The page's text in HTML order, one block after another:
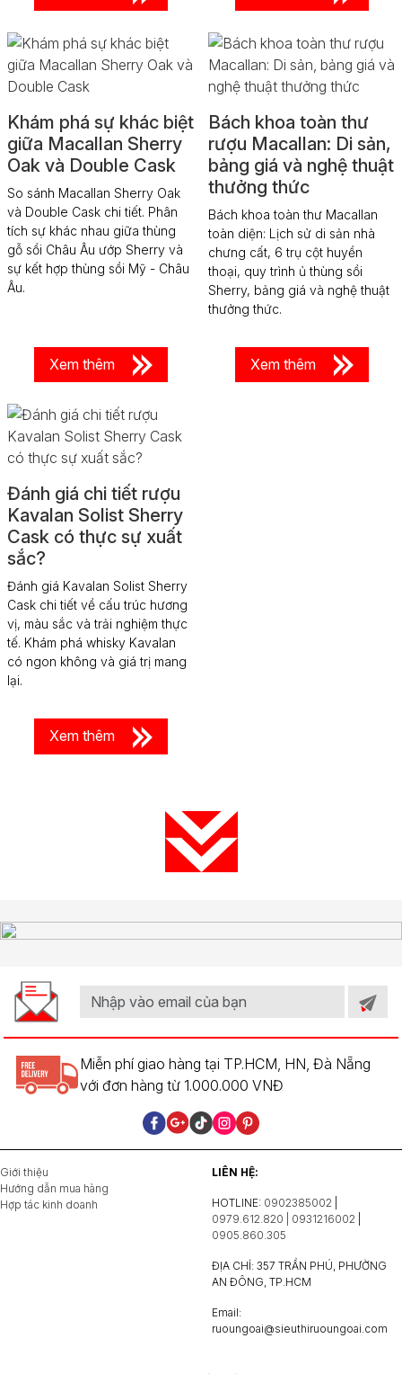
Khám phá sự khác biệt
giữa Macallan Sherry
Oak và Double Cask
So sánh Macallan Sherry Oak
và Double Cask chi tiết. Phân
tích sự khác nhau giữa thùng
gỗ sồi Châu Âu ướp Sherry và
sự kết hợp thùng sồi Mỹ - Châu
Âu.
Xem thêm
Bách khoa toàn thư
rượu Macallan: Di sản,
bảng giá và nghệ thuật
thưởng thức
Bách khoa toàn thư Macallan
toàn diện: Lịch sử di sản nhà
chưng cất, 6 trụ cột huyền
thoại, quy trình ủ thùng sồi
Sherry, bảng giá và nghệ thuật
thưởng thức.
Xem thêm
Đánh giá chi tiết rượu
Kavalan Solist Sherry
Cask có thực sự xuất
sắc?
Đánh giá Kavalan Solist Sherry
Cask chi tiết về cấu trúc hương
vị, màu sắc và trải nghiệm thực
tế. Khám phá whisky Kavalan
có ngon không và giá trị mang
lại.
Xem thêm
Miễn phí giao hàng tại TP.HCM, HN, Đà Nẵng
với đơn hàng từ 1.000.000 VNĐ
Giới thiệu
Hướng dẫn mua hàng
Hợp tác kinh doanh
LIÊN HỆ:
HOTLINE: 0902385002
0979.612.820 | 0931216002
0905.860.305
ĐỊA CHỈ: 357 TRẦN PHÚ, PHƯỜNG
AN ĐÔNG, TP.HCM
Email:
ruoungoai@sieuthiruoungoai.com